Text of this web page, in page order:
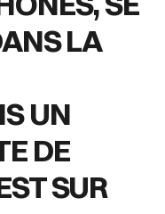
LA
UN
DE
SUR